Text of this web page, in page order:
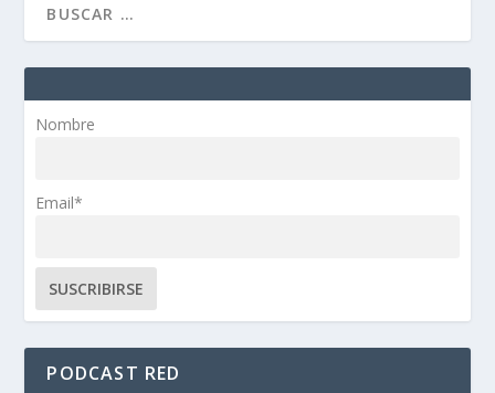
Nombre
Email*
PODCAST RED